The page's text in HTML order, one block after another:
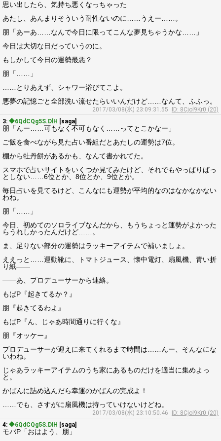
思い出したら、気持ち悪くなっちゃった
あたし、あんまりそういう耐性ないのに……うえー……。
朋「あーあ……なんで今日に限ってこんな夢見ちゃうかな……」
今日は大切な日だっていうのに。
もしかして今日の運勢最悪？
朋「……」
……とりあえず、シャワー浴びてこよ。
悪夢の記憶ごと全部洗い流せたらいいんだけど……なんて、ふふっ。
2017/03/08(水) 23:09:31.55
ID: 8Cjol9Kr0 (20)
3: ◆6QdCQg5S.DlH [saga]
朋「んー……可もなく不可もなく……ってとこかなー」
ご飯を食べながら見た占い番組だとあたしの運勢は7位。
棚から牡丹餅があるかも、なんて書かれてた。
スマホで占いサイトをいくつか見てみたけど、それでもやっぱりぱっ
としない……6位とか、8位とか、9位とか。
毎日占いを見てるけど、こんなにも運勢が平均的なのはなかなかない
わね。
朋「……」
今日、初めてのソロライブなんだから、もうちょっと運勢がよかった
らうれしかったんだけど……。
ま、足りない部分の運勢はラッキーアイテムで補いましょ。
ええっと……運動靴に、トマトジュース、懐中電灯、扇風機、青い折
り紙――
――あ、プロデューサーから連絡。
もばP『起きてるか？』
朋『起きてるわよ』
もばP『ん、じゃあ時間通りに行くな』
朋『オッケー』
プロデューサーが迎えに来てくれるまで時間は……んー、そんなにな
いわね。
じゃあラッキーアイテムのうち家にあるものだけを適当に集めよっ
と。
かばんに詰め込んだら幸運のかばんの完成よ！
……でも、さすがに扇風機は持っていけないけどね。
2017/03/08(水) 23:10:50.46
ID: 8Cjol9Kr0 (20)
4: ◆6QdCQg5S.DlH [saga]
モバP「おはよう、朋」